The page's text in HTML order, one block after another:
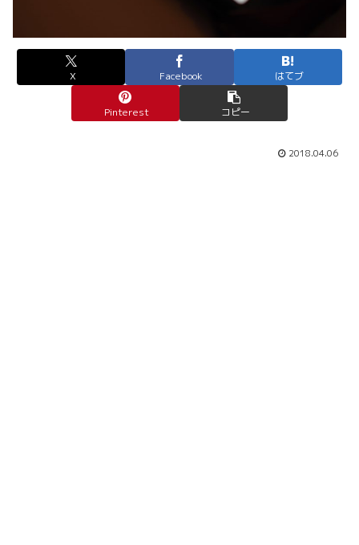
X Facebook はてブ
Pinterest コピー
2018.04.06